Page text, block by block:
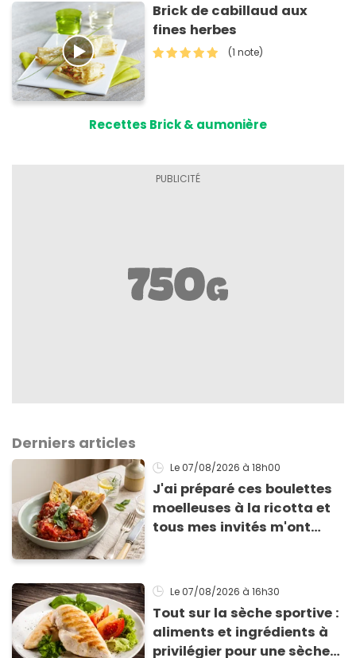
Brick de cabillaud aux
fines herbes
(1 note)
Recettes Brick & aumonière
Derniers articles
Le 07/08/2026 à 18h00
J'ai préparé ces boulettes
moelleuses à la ricotta et
tous mes invités m'ont
Le 07/08/2026 à 16h30
Tout sur la sèche sportive :
aliments et ingrédients à
privilégier pour une sèche